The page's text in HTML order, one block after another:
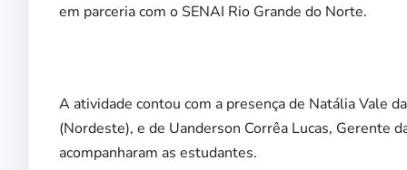
em parceria com o SENAI Rio Grande do Norte.
A atividade contou com a presença de Natália Vale
(Nordeste), e de Uanderson Corrêa Lucas, Gerente
acompanharam as estudantes.